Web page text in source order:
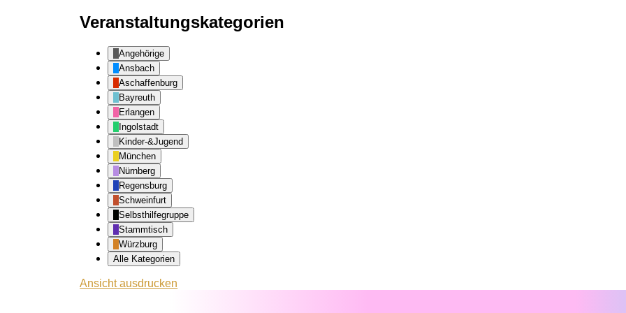
Veranstaltungskategorien
Angehörige
Ansbach
Aschaffenburg
Bayreuth
Erlangen
Ingolstadt
Kinder-&Jugend
München
Nürnberg
Regensburg
Schweinfurt
Selbsthilfegruppe
Stammtisch
Würzburg
Alle Kategorien
Ansichtausdrucken